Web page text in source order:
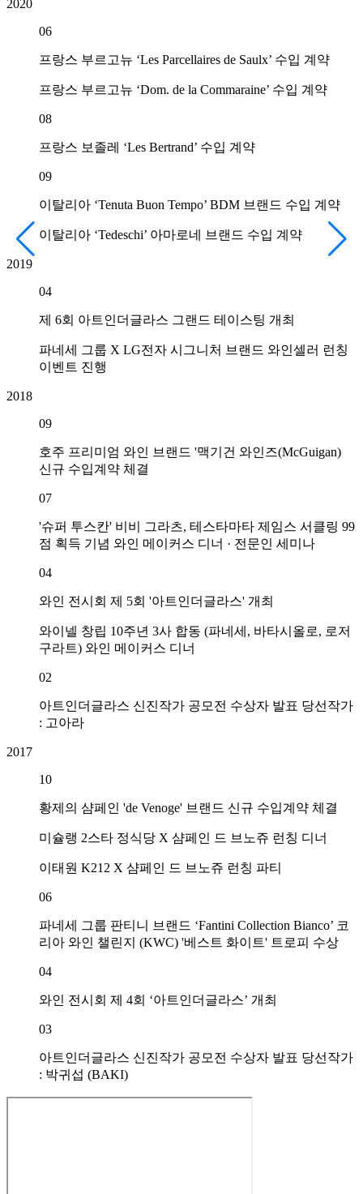
2020
06
프랑스 부르고뉴 ‘Les Parcellaires de Saulx’ 수입 계약
프랑스 부르고뉴 ‘Dom. de la Commaraine’ 수입 계약
08
프랑스 보졸레 ‘Les Bertrand’ 수입 계약
09
이탈리아 ‘Tenuta Buon Tempo’ BDM 브랜드 수입 계약
이탈리아 ‘Tedeschi’ 아마로네 브랜드 수입 계약
2019
04
제 6회 아트인더글라스 그랜드 테이스팅 개최
파네세 그룹 X LG전자 시그니처 브랜드 와인셀러 런칭
이벤트 진행
2018
09
호주 프리미엄 와인 브랜드 '맥기건 와인즈(McGuigan)
신규 수입계약 체결
07
'슈퍼 투스칸' 비비 그라츠, 테스타마타 제임스 서클링 99
점 획득 기념 와인 메이커스 디너 · 전문인 세미나
04
와인 전시회 제 5회 '아트인더글라스' 개최
와이넬 창립 10주년 3사 합동 (파네세, 바타시올로, 로저
구라트) 와인 메이커스 디너
02
아트인더글라스 신진작가 공모전 수상자 발표 당선작가
: 고아라
2017
10
황제의 샴페인 'de Venoge' 브랜드 신규 수입계약 체결
미슐랭 2스타 정식당 X 샴페인 드 브노쥬 런칭 디너
이태원 K212 X 샴페인 드 브노쥬 런칭 파티
06
파네세 그룹 판티니 브랜드 ‘Fantini Collection Bianco’ 코
리아 와인 챌린지 (KWC) '베스트 화이트' 트로피 수상
04
와인 전시회 제 4회 ‘아트인더글라스’ 개최
03
아트인더글라스 신진작가 공모전 수상자 발표 당선작가
: 박귀섭 (BAKI)